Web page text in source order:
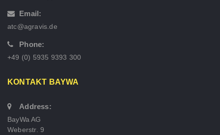
Email:
atc@agravis.de
Phone:
+49 (0) 5935 9393 300
KONTAKT BAYWA
Address:
BayWa AG
Weberstr. 9